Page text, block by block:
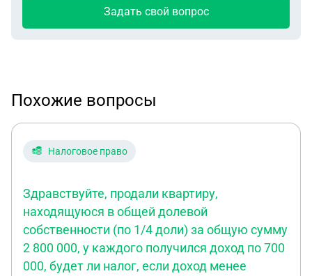
Задать свой вопрос
Похожие вопросы
Налоговое право
Здравствуйте, продали квартиру,
находящуюся в общей долевой
собственности (по 1/4 доли) за общую сумму
2 800 000, у каждого получился доход по 700
000, будет ли налог, если доход менее